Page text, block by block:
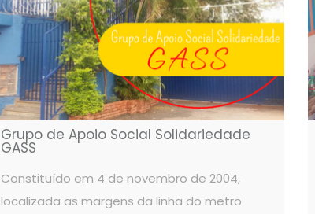
Grupo de Apoio Social Solidariedade
GASS
Constituído em 4 de novembro de 2004,
localizada as margens da linha do metro